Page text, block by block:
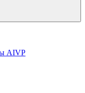
AIVP